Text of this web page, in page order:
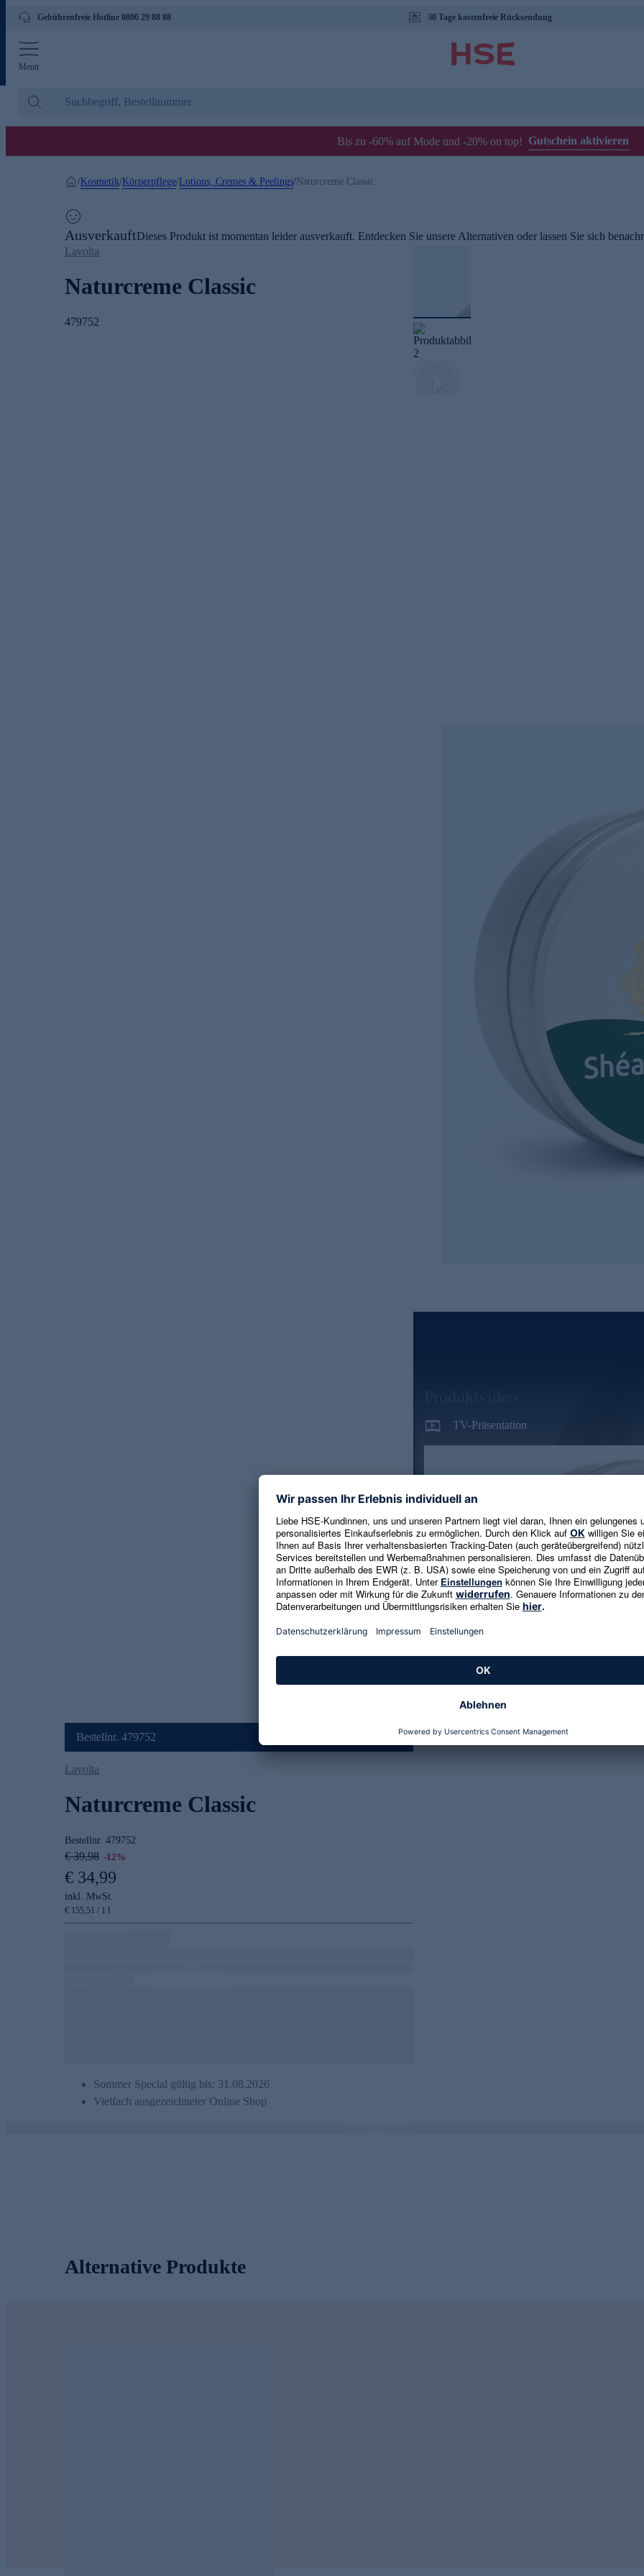
Gebührenfreie Hotline 0800 29 88 88 30 Tage kostenfreie Rücksendung
Menü
Bis zu -60% auf Mode und -20% on top! Gutschein aktivieren
/Kosmetik/Körperpflege/Lotions, Cremes & Peelings/Naturcreme Classic
AusverkauftDieses Produkt ist momentan leider ausverkauft. Entdecken Sie unsere Alternativen oder lassen Sie sich
Lavolta
Naturcreme Classic
479752
TV-Präsentation
Bestellnr. 479752
Lavolta
Naturcreme Classic
Bestellnr. 479752
€ 39,98 -12%
€ 34,99
inkl. MwSt.
€ 155,51 / 1 l
Sommer Special gültig bis: 31.08.2026
Vielfach ausgezeichneter Online Shop
Alternative Produkte